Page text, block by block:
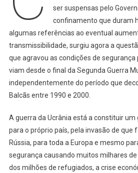
ser suspensas pelo
confinamento que duram
algumas referências ao eventual
transmissibilidade, surgiu agora a
que agravou as condições de segurança
viam desde o final da Segunda Guerra
independentemente do período que
Balcãs entre 1990 e 2000.
A guerra da Ucrânia está a constituir
para o próprio país, pela invasão de que
Rússia, para toda a Europa e mesmo
segurança causando muitos milhares
dos milhões de refugiados, a crise